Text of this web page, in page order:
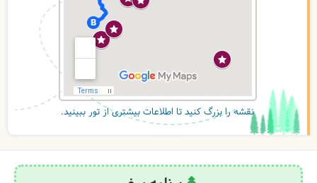
نقشه را بزرگ کنید تا اطلاعات بیشتری از تور ببینید.